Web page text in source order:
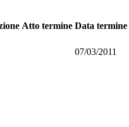
Atto termine Data termine
07/03/2011